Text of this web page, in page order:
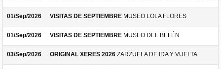
01/Sep/2026 VISITAS DE SEPTIEMBRE MUSEO LOLA FLORES
01/Sep/2026 VISITAS DE SEPTIEMBRE MUSEO DEL BELÉN
03/Sep/2026 ORIGINAL XERES 2026 ZARZUELA DE IDA Y VUELTA